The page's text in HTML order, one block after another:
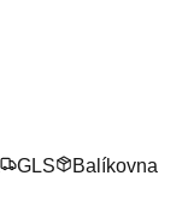
GLS
Balíkovna